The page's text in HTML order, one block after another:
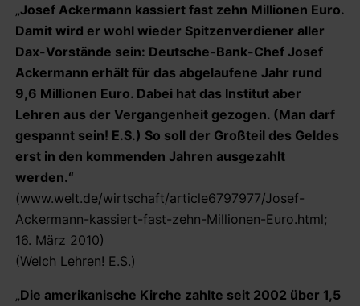
„Josef Ackermann kassiert fast zehn Millionen Euro.
Damit wird er wohl wieder Spitzenverdiener aller
Dax-Vorstände sein: Deutsche-Bank-Chef Josef
Ackermann erhält für das abgelaufene Jahr rund
9,6 Millionen Euro. Dabei hat das Institut aber
Lehren aus der Vergangenheit gezogen. (Man darf
gespannt sein! E.S.) So soll der Großteil des Geldes
erst in den kommenden Jahren ausgezahlt
werden.“
(www.welt.de/wirtschaft/article6797977/Josef-
Ackermann-kassiert-fast-zehn-Millionen-Euro.html;
16. März 2010)
(Welch Lehren! E.S.)
„Die amerikanische Kirche zahlte seit 2002 über 1,5